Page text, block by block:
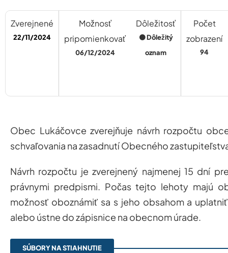
Zverejnené
22/11/2024
Možnosť
pripomienkovať
06/12/2024
Dôležitosť
🟠 Dôležitý
oznam
Počet
zobrazení
94
Obec Lukáčovce zverejňuje návrh rozpočtu
schvaľovania na zasadnutí Obecného
Návrh rozpočtu je zverejnený najmenej 15 dní
právnymi predpismi. Počas tejto lehoty majú
možnosť oboznámiť sa s jeho obsahom a
alebo ústne do zápisnice na obecnom úrade.
SÚBORY NA STIAHNUTIE